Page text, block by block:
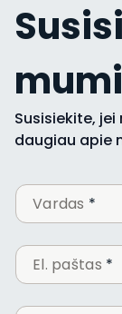
Susisiekite,
daugiau apie
Vardas *
El. paštas *
n
u
m
e
r